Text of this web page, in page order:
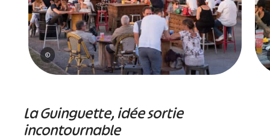
©
La Guinguette, idée sortie
incontournable